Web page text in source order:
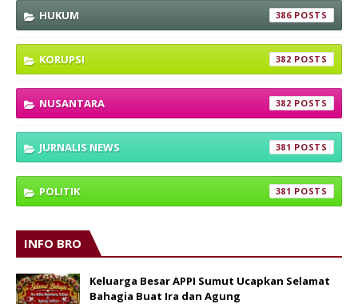
HUKUM 386
KORUPSI 382
NUSANTARA 382
JURNALIS NEWS 381
POLITIK 381
INFO BRO
Keluarga Besar APPI Sumut Ucapkan Selamat
Bahagia Buat Ira dan Agung